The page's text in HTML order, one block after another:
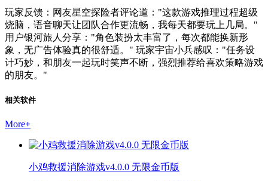
玩家反馈：网友星空探险者评论道："这款游戏推理过程超级
烧脑，语音聊天让团队合作更流畅，我每天都要玩上几局。"
用户银河旅人分享："角色装扮太丰富了，每次都能换新形
象，无广告体验真的很舒适。" 玩家宇宙小兵感叹："任务设
计巧妙，和朋友一起玩时笑声不断，强烈推荐给喜欢策略游戏
的朋友。"
相关软件
More+
小鸡救援消除游戏v4.0.0 无限金币版